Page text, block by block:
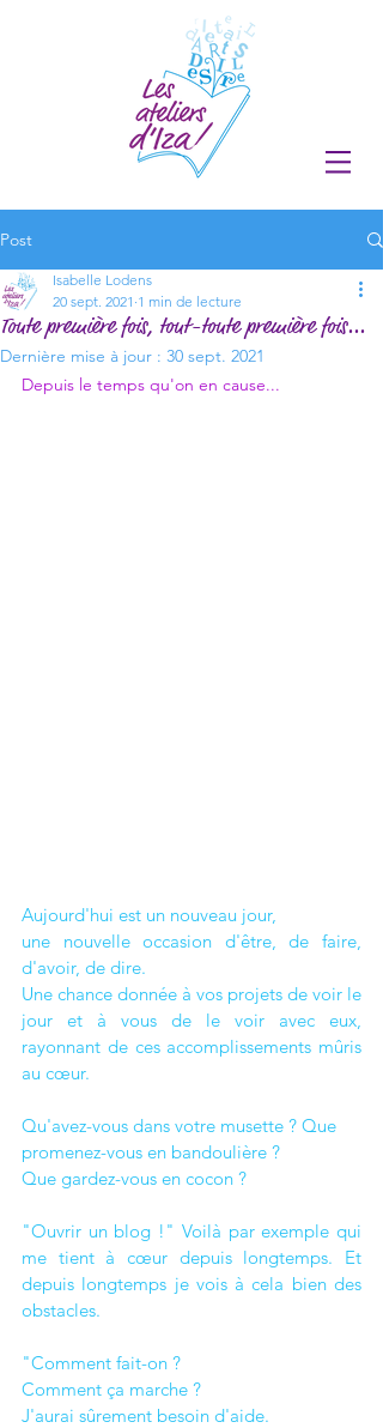
Post
Toute première fois, tout-toute première fois...
Isabelle Lodens
20 sept. 2021 1 min de lecture
Dernière mise à jour : 30 sept. 2021
Depuis le temps qu'on en cause...
Aujourd'hui est un nouveau jour,
une nouvelle occasion d'être, de faire,
d'avoir, de dire.
Une chance donnée à vos projets de voir le
jour et à vous de le voir avec eux,
rayonnant de ces accomplissements mûris
au cœur.
Qu'avez-vous dans votre musette ? Que
promenez-vous en bandoulière ?
Que gardez-vous en cocon ?
"Ouvrir un blog !" Voilà par exemple qui
me tient à cœur depuis longtemps. Et
depuis longtemps je vois à cela bien des
obstacles.
"Comment fait-on ?
Comment ça marche ?
J'aurai sûrement besoin d'aide.